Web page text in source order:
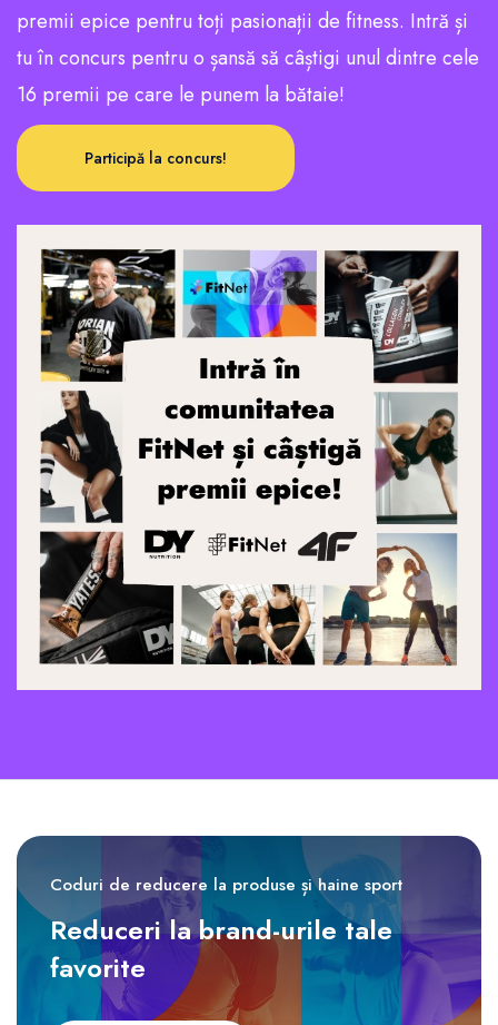
premii epice pentru toți pasionații de fitness. Intră și
tu în concurs pentru o șansă să câștigi unul dintre cele
16 premii pe care le punem la bătaie!
Participă la concurs!
Coduri de reducere la produse și haine sport
Reduceri la brand-urile tale
favorite